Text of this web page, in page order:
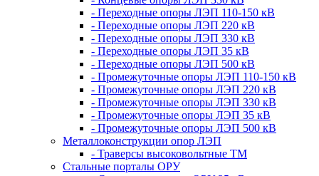
- Переходные опоры ЛЭП 110-150 кВ
- Переходные опоры ЛЭП 220 кВ
- Переходные опоры ЛЭП 330 кВ
- Переходные опоры ЛЭП 35 кВ
- Переходные опоры ЛЭП 500 кВ
- Промежуточные опоры ЛЭП 110-150 кВ
- Промежуточные опоры ЛЭП 220 кВ
- Промежуточные опоры ЛЭП 330 кВ
- Промежуточные опоры ЛЭП 35 кВ
- Промежуточные опоры ЛЭП 500 кВ
Металлоконструкции опор ЛЭП
- Траверсы высоковольтные ТМ
Стальные порталы ОРУ